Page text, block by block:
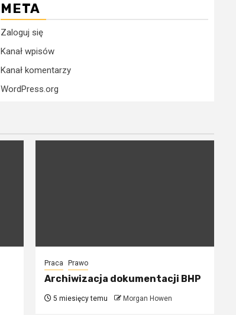
META
Zaloguj się
Kanał wpisów
Kanał komentarzy
WordPress.org
Praca Prawo
Archiwizacja dokumentacji BHP
5 miesięcy temu Morgan Howen